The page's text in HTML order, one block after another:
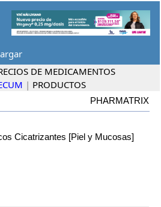
DE MEDICAMENTOS
| PRODUCTOS
PHARMATRIX
Cicatrizantes [Piel y Mucosas]